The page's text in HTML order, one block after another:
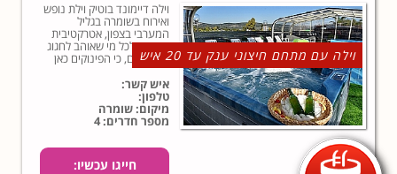
וילה עם מתחם חיצוני ענק עד 20 איש
וילה דיימונד בוטיק וילת נופש
ואירוח בשומרה בגליל
המערבי בצפון, אטרקטיבית
במיוחד לכל מי שאוהב לחגוג
את החיים, כי הפינוקים כאן
ממש מוגזמים… במובן הטוב
של המילה, כן?!
איש קשר:
טלפון:
מיקום: שומרה
מספר חדרים: 4
חייגו עכשיו: